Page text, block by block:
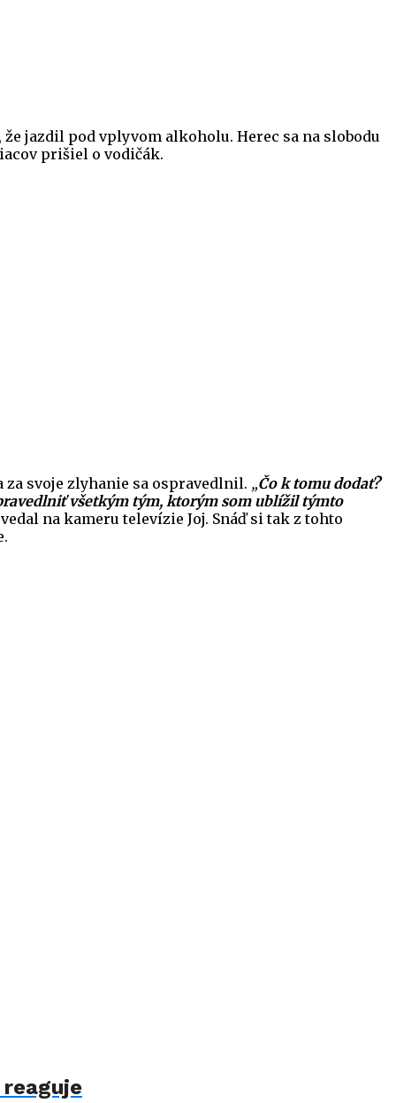
jazdil pod vplyvom alkoholu. Herec sa na slobodu
prišiel o vodičák.
svoje zlyhanie sa ospravedlnil. „Čo k tomu dodať?
všetkým tým, ktorým som ublížil týmto
na kameru televízie Joj. Snáď si tak z tohto